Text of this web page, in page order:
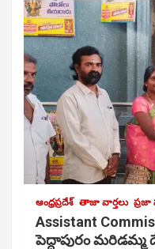
ఆంధ్రప్రదేశ్ తాజా వార్తలు ప్రజా
Assistant
పెద్దాపురం మరిడమ్మ